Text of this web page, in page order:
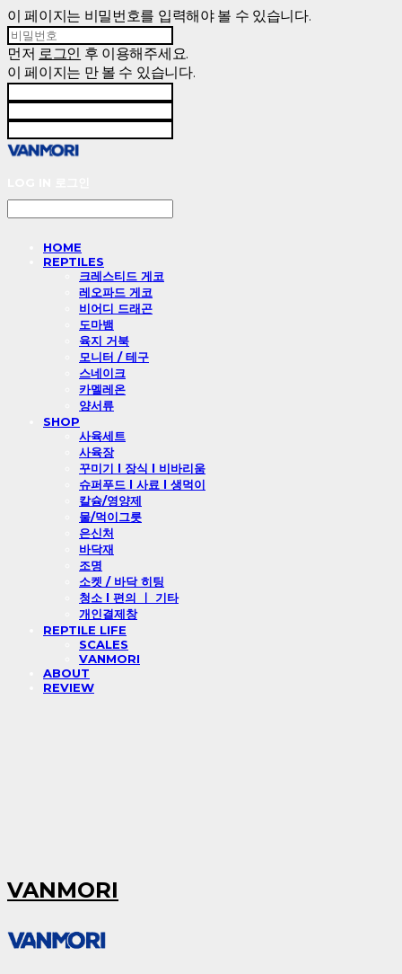
이 페이지는 비밀번호를 입력해야 볼 수 있습니다.
먼저 로그인 후 이용해주세요.
이 페이지는 만 볼 수 있습니다.
HOME
REPTILES
크레스티드 게코
레오파드 게코
비어디 드래곤
도마뱀
육지 거북
모니터 / 테구
스네이크
카멜레온
양서류
SHOP
사육세트
사육장
꾸미기 l 장식 l 비바리움
슈퍼푸드 l 사료 l 생먹이
칼슘/영양제
물/먹이그릇
은신처
바닥재
조명
소켓 / 바닥 히팅
청소 l 편의 ㅣ 기타
개인결제창
REPTILE LIFE
SCALES
VANMORI
ABOUT
REVIEW
VANMORI